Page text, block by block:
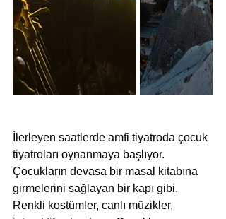
İlerleyen saatlerde amfi tiyatroda çocuk
tiyatroları oynanmaya başlıyor.
Çocukların devasa bir masal kitabına
girmelerini sağlayan bir kapı gibi.
Renkli kostümler, canlı müzikler,